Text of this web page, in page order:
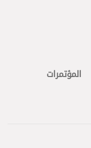
المؤتمرات